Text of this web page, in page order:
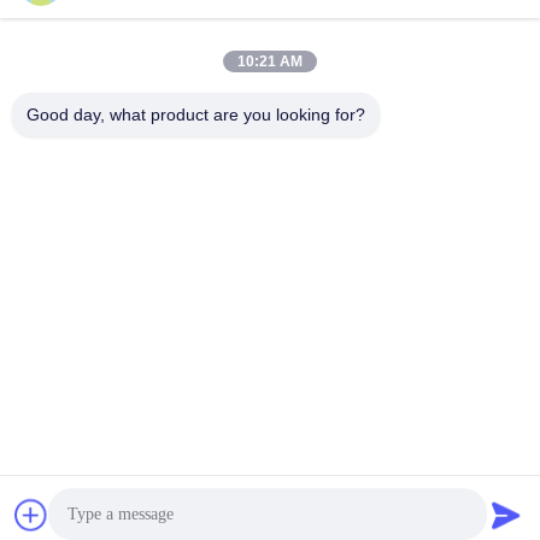
10:21 AM
Good day, what product are you looking for?